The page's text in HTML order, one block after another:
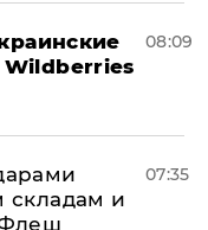
08:09
складам и
07:35